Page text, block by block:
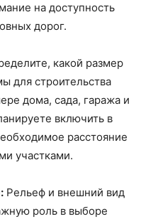
на доступность
дорог.
какой размер
для строительства
дома, сада, гаража и
включить в
расстояние
участками.
Рельеф и внешний вид
роль в выборе